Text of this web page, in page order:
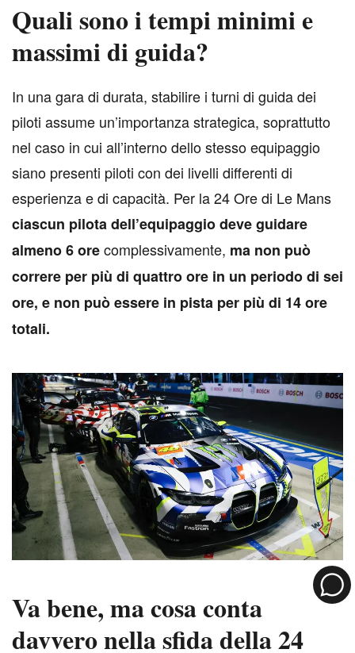
Quali sono i tempi minimi e
massimi di guida?
In una gara di durata, stabilire i turni di guida dei
piloti assume un’importanza strategica, soprattutto
nel caso in cui all’interno dello stesso equipaggio
siano presenti piloti con dei livelli differenti di
esperienza e di capacità. Per la 24 Ore di Le Mans
ciascun pilota dell’equipaggio deve guidare
almeno 6 orecomplessivamente, ma non può
correre per più di quattro ore in un periodo di sei
ore, e non può essere in pista per più di 14 ore
totali.
Va bene, ma cosa conta
davvero nella sfida della 24